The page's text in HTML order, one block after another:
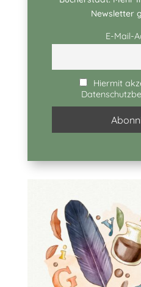
Newsletter
E-Mail-
Hiermit